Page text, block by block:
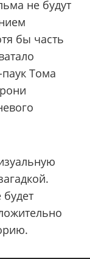
не будут
бы часть
Тома
будет